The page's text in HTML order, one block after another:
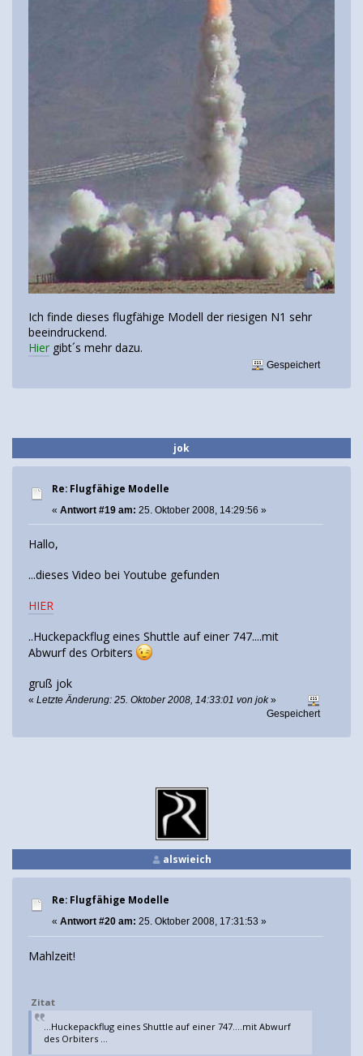
Ich finde dieses flugfähige Modell der riesigen N1 sehr
beeindruckend.
Hier gibt´s mehr dazu.
Gespeichert
jok
Re: Flugfähige Modelle
« Antwort #19 am: 25. Oktober 2008, 14:29:56 »
Hallo,
...dieses Video bei Youtube gefunden
HIER
..Huckepackflug eines Shuttle auf einer 747....mit
Abwurf des Orbiters
gruß jok
« Letzte Änderung: 25. Oktober 2008, 14:33:01 von jok»
Gespeichert
alswieich
Re: Flugfähige Modelle
« Antwort #20 am: 25. Oktober 2008, 17:31:53 »
Mahlzeit!
Zitat
...Huckepackflug eines Shuttle auf einer 747....mit Abwurf
des Orbiters ...